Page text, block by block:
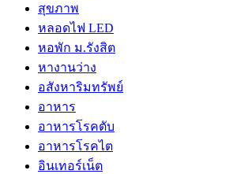
สุขภาพ
หลอดไฟ LED
หอพัก ม.รังสิต
หางานว่าง
อสังหาริมทรัพย์
อาหาร
อาหารโรคตับ
อาหารโรคไต
อินเทอร์เน็ต